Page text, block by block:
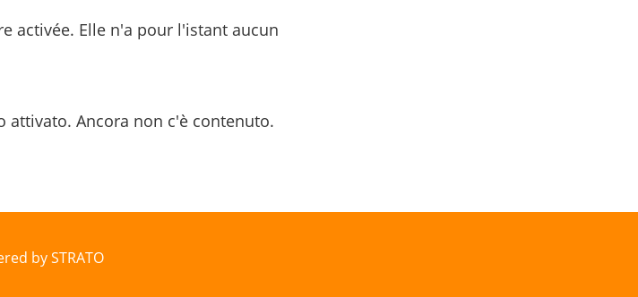
activée. Elle n'a pour l'istant aucun
attivato. Ancora non c'è contenuto.
by STRATO